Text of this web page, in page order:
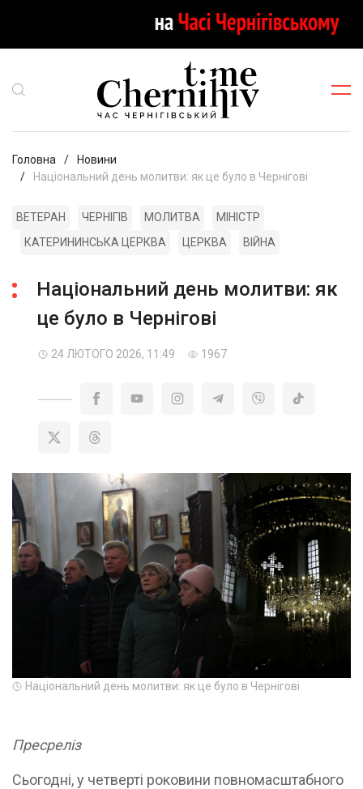
Головна
Новини
Національний день молитви: як це було в Чернігові
ВЕТЕРАН ЧЕРНІГІВ МОЛИТВА
МІНІСТР
КАТЕРИНИНСЬКА ЦЕРКВА
ЦЕРКВА ВІЙНА
Національний день молитви: як
це було в Чернігові
24 ЛЮТОГО 2026, 11:49 1967
Національний день молитви: як це було в Чернігові
Пресреліз
Сьогодні, у четверті роковини повномасштабного